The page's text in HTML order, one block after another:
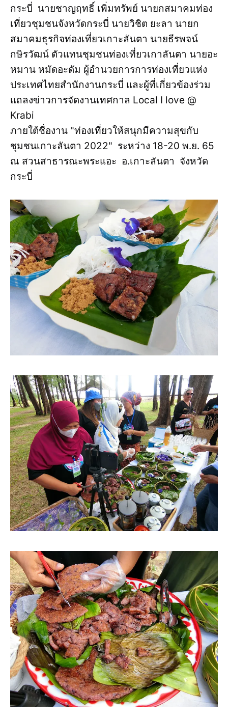
กระบี่ นายชาญฤทธิ์ เพิ่มทรัพย์ นายกสมาคมท่อง
เที่ยวชุมชนจังหวัดกระบี่ นายวิชิต ยะลา นายก
สมาคมธุรกิจท่องเที่ยวเกาะลันตา นายธีรพจน์
กษิรวัฒน์ ตัวแทนชุมชนท่องเที่ยวเกาลันตา นายอะ
หมาน หมัดอะดัม ผู้อำนวยการการท่องเที่ยวแห่ง
ประเทศไทยสำนักงานกระบี่ และผู้ที่เกี่ยวข้องร่วม
แถลงข่าวการจัดงานเทศกาล Local I love @
Krabi
ภายใต้ชื่องาน "ท่องเที่ยวให้สนุกมีความสุขกับ
ชุมชนเกาะลันตา 2022" ระหว่าง 18-20 พ.ย. 65
ณ สวนสาธารณะพระแอะ อ.เกาะลันตา จังหวัด
กระบี่